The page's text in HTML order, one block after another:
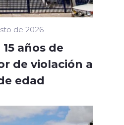
de 2026
años de
de violación a
edad